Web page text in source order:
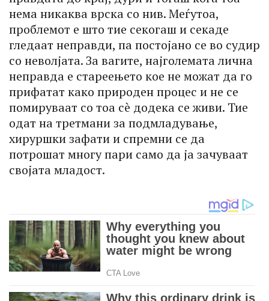
нема никаква врска со нив. Меѓутоа,
проблемот е што тие секогаш и секаде
гледаат неправди, па постојано се во судир
со неволјата. За вагите, најголемата лична
неправда е стареењето кое не можат да го
прифатат како природен процес и не се
помируваат со тоа сè додека се живи. Тие
одат на третмани за подмладување,
хируршки зафати и спремни се да
потрошат многу пари само да ја зачуваат
својата младост.